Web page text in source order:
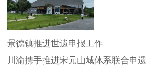
景德镇推进世遗申报工作
川渝携手推进宋元山城体系联合申遗